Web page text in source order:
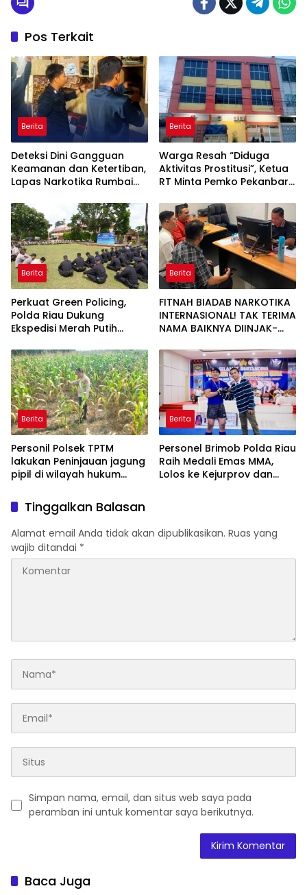
Pos Terkait
Berita
Deteksi Dini Gangguan
Keamanan dan Ketertiban,
Lapas Narkotika Rumbai
Hunian
Berita
Warga Resah “Diduga
Aktivitas Prostitusi”, Ketua
RT Minta Pemko Pekanbaru
Aktivitas Z Homestay di
Jalan Tanjung Datuk
Berita
Perkuat Green Policing,
Polda Riau Dukung
Ekspedisi Merah Putih
Penanaman Mangrove
Berita
FITNAH BIADAB NARKOTIKA
INTERNASIONAL! TAK TERIMA
NAMA BAIKNYA DIINJAK-
DECLARE WAR: SIAP Bantai
DAN SERET AKUN PEMBUNUH
KARAKTER KE PENJARA
POLDA KEPRI!
Berita
Personil Polsek TPTM
lakukan Peninjauan jagung
pipil di wilayah hukum
Berita
Personel Brimob Polda Riau
Raih Medali Emas MMA,
Lolos ke Kejurprov dan
Tinggalkan Balasan
Alamat email Anda tidak akan dipublikasikan. Ruas yang
wajib ditandai *
Simpan nama, email, dan situs web saya pada
peramban ini untuk komentar saya berikutnya.
Baca Juga